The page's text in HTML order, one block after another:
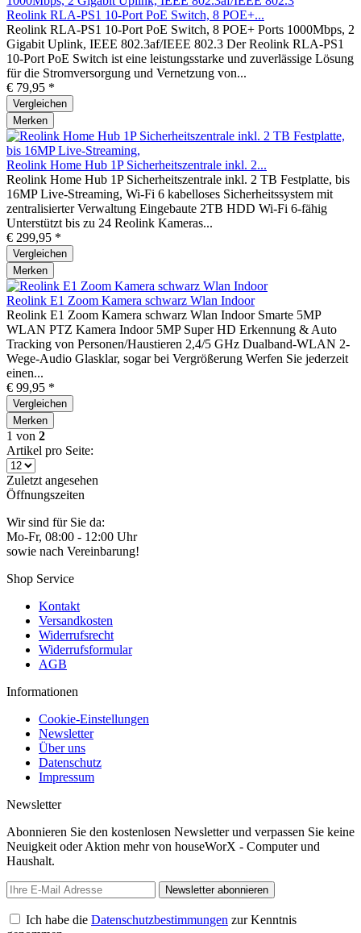
Reolink RLA-PS1 10-Port PoE Switch, 8 POE+...
Reolink RLA-PS1 10-Port PoE Switch, 8 POE+ Ports 1000Mbps, 2
Gigabit Uplink, IEEE 802.3af/IEEE 802.3 Der Reolink RLA-PS1
10-Port PoE Switch ist eine leistungsstarke und zuverlässige Lösung
für die Stromversorgung und Vernetzung von...
€ 79,95 *
Vergleichen
Merken
Reolink Home Hub 1P Sicherheitszentrale inkl. 2...
Reolink Home Hub 1P Sicherheitszentrale inkl. 2 TB Festplatte, bis
16MP Live-Streaming, Wi-Fi 6 kabelloses Sicherheitssystem mit
zentralisierter Verwaltung Eingebaute 2TB HDD Wi-Fi 6-fähig
Unterstützt bis zu 24 Reolink Kameras...
€ 299,95 *
Vergleichen
Merken
Reolink E1 Zoom Kamera schwarz Wlan Indoor
Reolink E1 Zoom Kamera schwarz Wlan Indoor Smarte 5MP
WLAN PTZ Kamera Indoor 5MP Super HD Erkennung & Auto
Tracking von Personen/Haustieren 2,4/5 GHz Dualband-WLAN 2-
Wege-Audio Glasklar, sogar bei Vergrößerung Werfen Sie jederzeit
einen...
€ 99,95 *
Vergleichen
Merken
1 von 2
Artikel pro Seite:
Zuletzt angesehen
Öffnungszeiten
Wir sind für Sie da:
Mo-Fr, 08:00 - 12:00 Uhr
sowie nach Vereinbarung!
Shop Service
Kontakt
Versandkosten
Widerrufsrecht
Widerrufsformular
AGB
Informationen
Cookie-Einstellungen
Newsletter
Über uns
Datenschutz
Impressum
Newsletter
Abonnieren Sie den kostenlosen Newsletter und verpassen Sie keine
Neuigkeit oder Aktion mehr von houseWorX - Computer und
Haushalt.
Newsletter abonnieren
Ich habe die Datenschutzbestimmungen zur Kenntnis